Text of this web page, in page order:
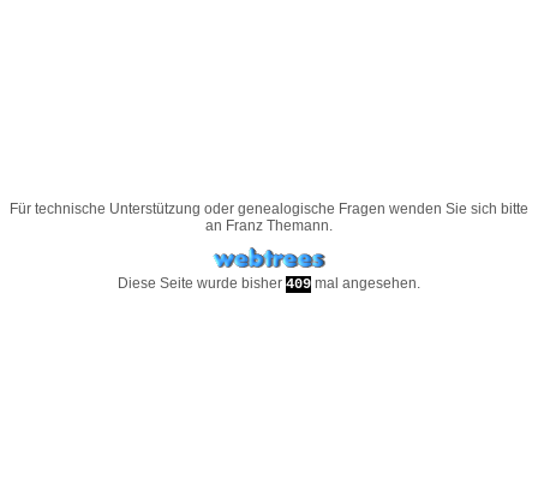
Für technische Unterstützung oder genealogische Fragen wenden Sie sich bitte
an Franz Themann.
Diese Seite wurde bisher 409 mal angesehen.